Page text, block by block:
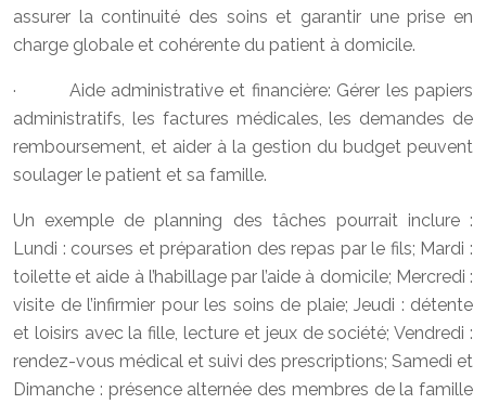
assurer la continuité des soins et garantir une prise en
charge globale et cohérente du patient à domicile.
· Aide administrative et financière: Gérer les papiers
administratifs, les factures médicales, les demandes de
remboursement, et aider à la gestion du budget peuvent
soulager le patient et sa famille.
Un exemple de planning des tâches pourrait inclure :
Lundi : courses et préparation des repas par le fils; Mardi :
toilette et aide à l’habillage par l’aide à domicile; Mercredi :
visite de l’infirmier pour les soins de plaie; Jeudi : détente
et loisirs avec la fille, lecture et jeux de société; Vendredi :
rendez-vous médical et suivi des prescriptions; Samedi et
Dimanche : présence alternée des membres de la famille